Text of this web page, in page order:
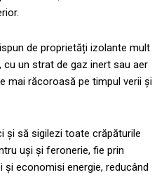
de proprietăți izolante mult
un strat de gaz inert sau aer
mai răcoroasă pe timpul verii și
și să sigilezi toate crăpăturile
uși și feronerie, fie prin
economisi energie, reducând